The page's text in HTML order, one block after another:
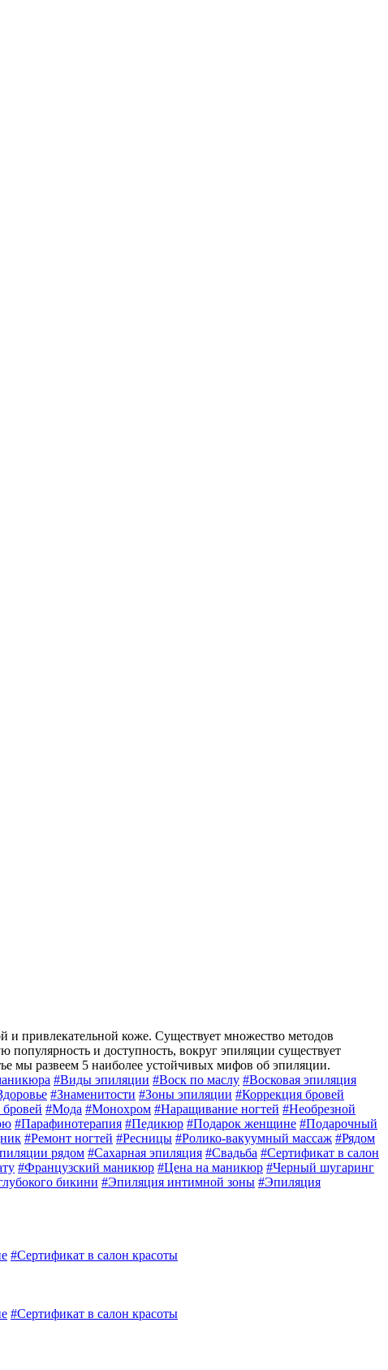
и привлекательной коже. Существует множество методов
популярность и доступность, вокруг эпиляции существует
мы развеем 5 наиболее устойчивых мифов об эпиляции.
#Виды эпиляции #Воск по маслу #Восковая эпиляция
#Знаменитости #Зоны эпиляции #Коррекция бровей
#Мода #Монохром #Наращивание ногтей #Необрезной
#Парафинотерапия #Педикюр #Подарок женщине #Подарочный
#Ремонт ногтей #Ресницы #Ролико-вакуумный массаж #Рядом
рядом #Сахарная эпиляция #Свадьба #Сертификат в салон
#Французский маникюр #Цена на маникюр #Черный шугаринг
бикини #Эпиляция интимной зоны #Эпиляция
#Сертификат в салон красоты
#Сертификат в салон красоты